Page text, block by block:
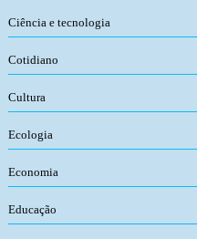
Ciência e tecnologia
Cotidiano
Cultura
Ecologia
Economia
Educação